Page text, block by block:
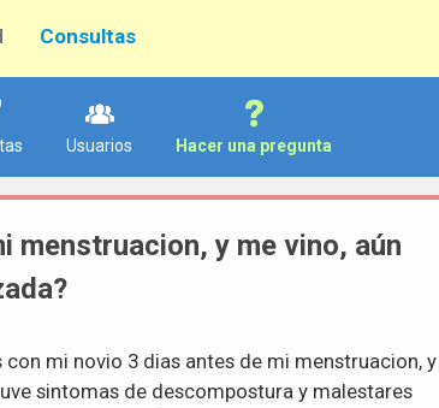
Consultas
Usuarios Hacer una pregunta
menstruacion, y me vino, aún
mi novio 3 dias antes de mi menstruacion, y
sintomas de descompostura y malestares